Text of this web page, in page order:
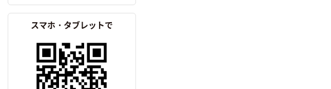
スマホ・タブレットで